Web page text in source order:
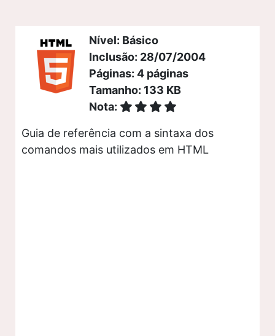
Nível: Básico
Inclusão: 28/07/2004
Páginas: 4 páginas
Tamanho: 133 KB
Nota:
Guia de referência com a sintaxa dos
comandos mais utilizados em HTML